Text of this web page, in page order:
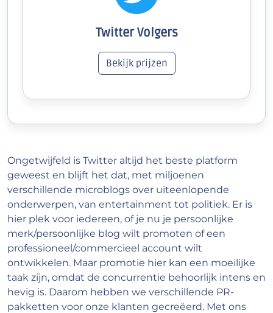
Twitter Volgers
Bekijk prijzen
Ongetwijfeld is Twitter altijd het beste platform
geweest en blijft het dat, met miljoenen
verschillende microblogs over uiteenlopende
onderwerpen, van entertainment tot politiek. Er is
hier plek voor iedereen, of je nu je persoonlijke
merk/persoonlijke blog wilt promoten of een
professioneel/commercieel account wilt
ontwikkelen. Maar promotie hier kan een moeilijke
taak zijn, omdat de concurrentie behoorlijk intens en
hevig is. Daarom hebben we verschillende PR-
pakketten voor onze klanten gecreëerd. Met ons